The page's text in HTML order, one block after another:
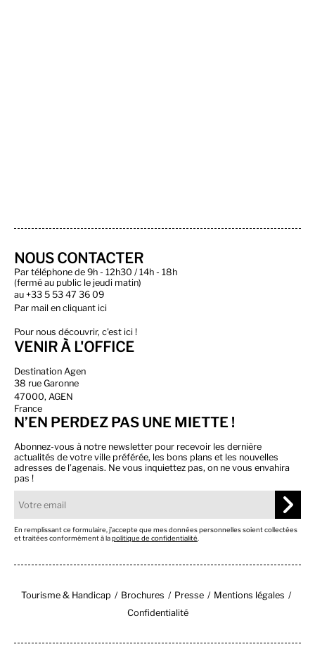
NOUS CONTACTER
Par téléphone de 9h - 12h30 / 14h - 18h
(fermé au public le jeudi matin)
au +33 5 53 47 36 09
Par mail en cliquant ici
Pour nous découvrir, c'est ici !
VENIR À L'OFFICE
Destination Agen
38 rue Garonne
47000, AGEN
France
N’EN PERDEZ PAS UNE MIETTE !
Abonnez-vous à notre newsletter pour recevoir les dernière
actualités de votre ville préférée, les bons plans et les nouvelles
adresses de l’agenais. Ne vous inquiettez pas, on ne vous envahira
pas !
En remplissant ce formulaire, j’accepte que mes données personnelles soient collectées
et traitées conformément à lapolitique de confidentialité
Tourisme & Handicap Brochures Presse
Mentions légales
Confidentialité